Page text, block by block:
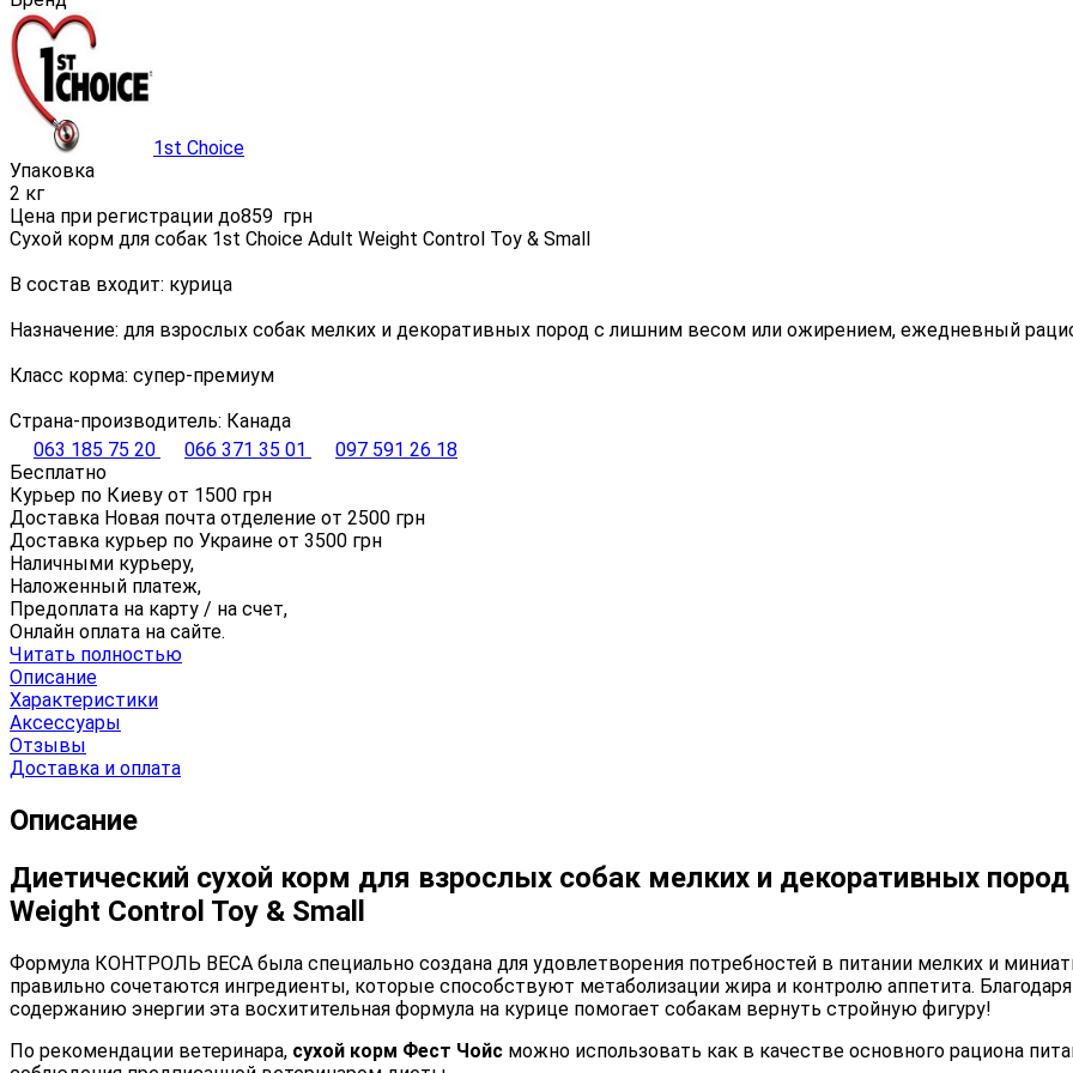
1st Choice
Упаковка
2 кг
Цена при регистрации до859 грн
Сухой корм для собак 1st Choice Adult Weight Control Toy & Small
В состав входит: курица
Назначение: для взрослых собак мелких и декоративных пород с лишним весом или ожирением, ежедневный
Класс корма: супер-премиум
Страна-производитель: Канада
063 185 75 20
066 371 35 01
097 591 26 18
Бесплатно
Курьер по Киеву от 1500 грн
Доставка Новая почта отделение от 2500 грн
Доставка курьер по Украине от 3500 грн
Наличными курьеру,
Наложенный платеж,
Предоплата на карту / на счет,
Онлайн оплата на сайте.
Читать полностью
Описание
Характеристики
Аксессуары
Отзывы
Доставка и оплата
Описание
Диетический сухой корм для взрослых собак мелких и декоративных
Weight Control Toy & Small
Формула КОНТРОЛЬ ВЕСА была специально создана для удовлетворения потребностей в питании мелких и
правильно сочетаются ингредиенты, которые способствуют метаболизации жира и контролю аппетита.
содержанию энергии эта восхитительная формула на курице помогает собакам вернуть стройную фигуру!
По рекомендации ветеринара, сухой корм Фест Чойс можно использовать как в качестве основного рациона